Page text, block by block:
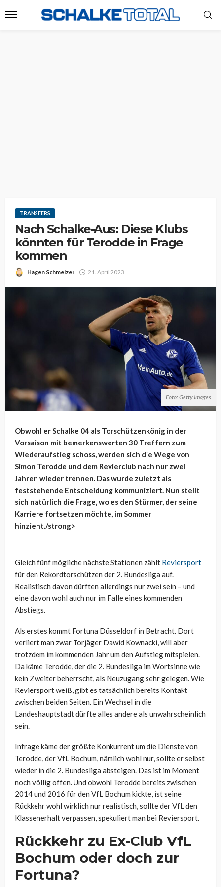
TRANSFERS
Nach Schalke-Aus: Diese Klubs
könnten für Terodde in Frage
kommen
Hagen Schmelzer 21. April 2023
Foto: Getty Images
Obwohl er Schalke 04 als Torschützenkönig in der
Vorsaison mit bemerkenswerten 30 Treffern zum
Wiederaufstieg schoss, werden sich die Wege von
Simon Terodde und dem Revierclub nach nur zwei
Jahren wieder trennen. Das wurde zuletzt als
feststehende Entscheidung kommuniziert. Nun stellt
sich natürlich die Frage, wo es den Stürmer, der seine
Karriere fortsetzen möchte, im Sommer
hinzieht./strong>
Gleich fünf mögliche nächste Stationen zählt Reviersport
für den Rekordtorschützen der 2. Bundesliga auf.
Realistisch davon dürften allerdings nur zwei sein – und
eine davon wohl auch nur im Falle eines kommenden
Abstiegs.
Als erstes kommt Fortuna Düsseldorf in Betracht. Dort
verliert man zwar Torjäger Dawid Kownacki, will aber
trotzdem im kommenden Jahr um den Aufstieg mitspielen.
Da käme Terodde, der die 2. Bundesliga im Wortsinne wie
kein Zweiter beherrscht, als Neuzugang sehr gelegen. Wie
Reviersport weiß, gibt es tatsächlich bereits Kontakt
zwischen beiden Seiten. Ein Wechsel in die
Landeshauptstadt dürfte alles andere als unwahrscheinlich
sein.
Infrage käme der größte Konkurrent um die Dienste von
Terodde, der VfL Bochum, nämlich wohl nur, sollte er selbst
wieder in die 2. Bundesliga absteigen. Das ist im Moment
noch völlig offen. Und obwohl Terodde bereits zwischen
2014 und 2016 für den VfL Bochum kickte, ist seine
Rückkehr wohl wirklich nur realistisch, sollte der VfL den
Klassenerhalt verpassen, spekuliert man bei Reviersport.
Rückkehr zu Ex-Club VfL
Bochum oder doch zur
Fortuna?